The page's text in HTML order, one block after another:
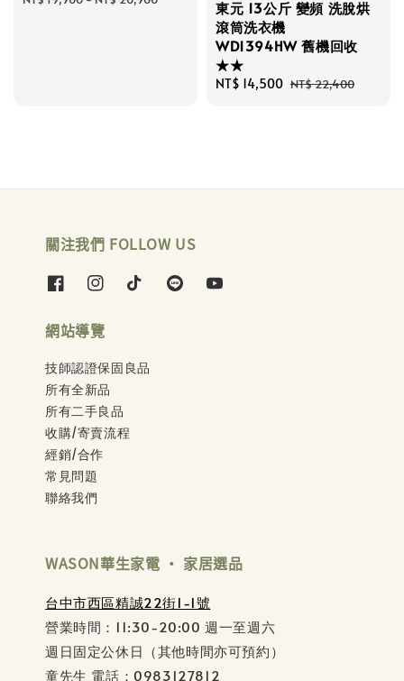
東元 13公斤 變頻 洗脫烘
滾筒洗衣機
WD1394HW 舊機回收
★★
Sale
NT$ 14,500 Regular
NT$ 22,400
關注我們 FOLLOW US
網站導覽
技師認證保固良品
所有全新品
所有二手良品
收購/寄賣流程
經銷/合作
常見問題
聯絡我們
WASON華生家電 ‧ 家居選品
台中市西區精誠22街1-1號
營業時間：11:30-20:00 週一至週六
週日固定公休日（其他時間亦可預約）
童先生 電話：0983127812